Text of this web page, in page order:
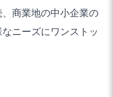
商業地の中小企業の
ニーズにワンストッ